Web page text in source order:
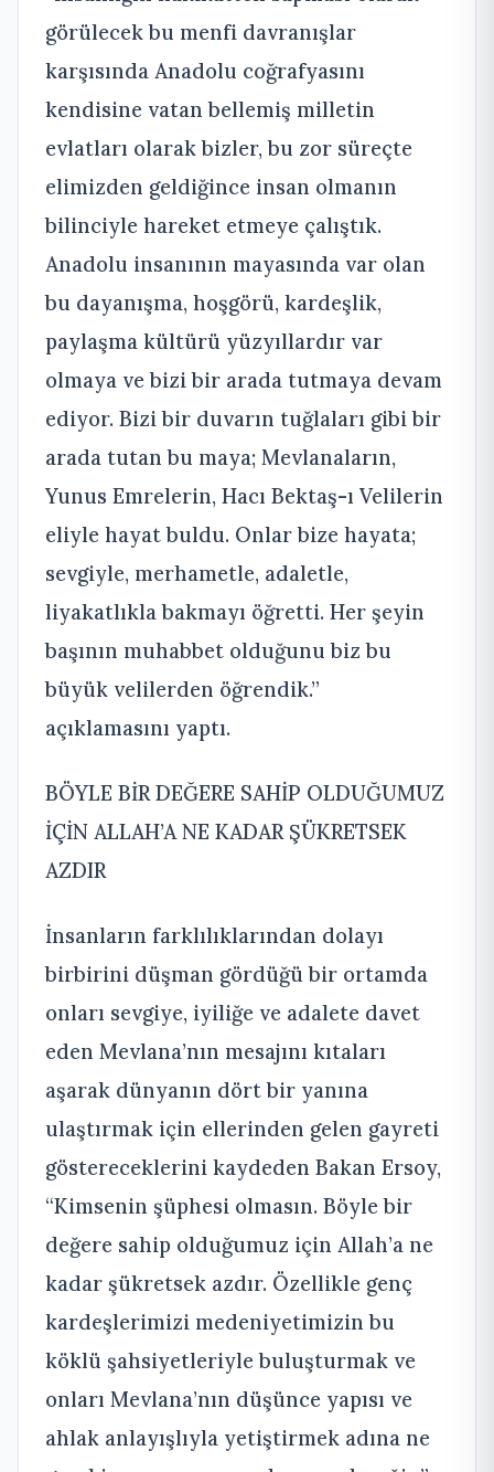
görülecek bu menfi davranışlar
karşısında Anadolu coğrafyasını
kendisine vatan bellemiş milletin
evlatları olarak bizler, bu zor süreçte
elimizden geldiğince insan olmanın
bilinciyle hareket etmeye çalıştık.
Anadolu insanının mayasında var olan
bu dayanışma, hoşgörü, kardeşlik,
paylaşma kültürü yüzyıllardır var
olmaya ve bizi bir arada tutmaya devam
ediyor. Bizi bir duvarın tuğlaları gibi bir
arada tutan bu maya; Mevlanaların,
Yunus Emrelerin, Hacı Bektaş-ı Velilerin
eliyle hayat buldu. Onlar bize hayata;
sevgiyle, merhametle, adaletle,
liyakatlıkla bakmayı öğretti. Her şeyin
başının muhabbet olduğunu biz bu
büyük velilerden öğrendik.”
açıklamasını yaptı.
BÖYLE BİR DEĞERE SAHİP OLDUĞUMUZ
İÇİN ALLAH’A NE KADAR ŞÜKRETSEK
AZDIR
İnsanların farklılıklarından dolayı
birbirini düşman gördüğü bir ortamda
onları sevgiye, iyiliğe ve adalete davet
eden Mevlana’nın mesajını kıtaları
aşarak dünyanın dört bir yanına
ulaştırmak için ellerinden gelen gayreti
göstereceklerini kaydeden Bakan Ersoy,
“Kimsenin şüphesi olmasın. Böyle bir
değere sahip olduğumuz için Allah’a ne
kadar şükretsek azdır. Özellikle genç
kardeşlerimizi medeniyetimizin bu
köklü şahsiyetleriyle buluşturmak ve
onları Mevlana’nın düşünce yapısı ve
ahlak anlayışlıyla yetiştirmek adına ne